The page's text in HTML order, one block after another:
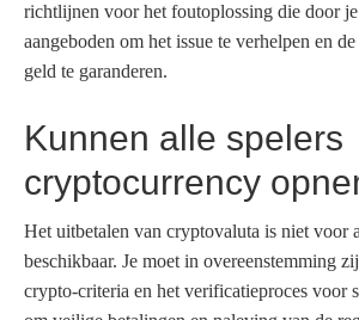
richtlijnen voor het foutoplossing die door
aangeboden om het issue te verhelpen en
geld te garanderen.
Kunnen alle spelers
cryptocurrency
Het uitbetalen van cryptovaluta is niet voor
beschikbaar. Je moet in overeenstemming
crypto-criteria en het verificatieproces voor